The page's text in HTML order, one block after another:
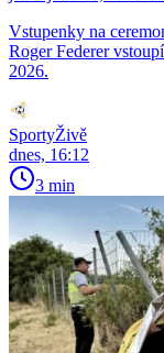
Vstupenky na
Roger Federer
2026.
SportyŽivě
dnes, 16:12
3 min